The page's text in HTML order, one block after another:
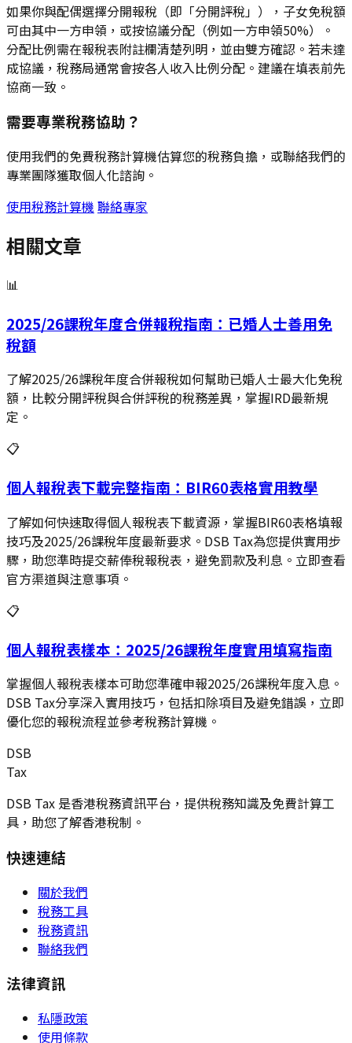
如果你與配偶選擇分開報稅（即「分開評稅」），子女免稅額
可由其中一方申領，或按協議分配（例如一方申領50%）。
分配比例需在報稅表附註欄清楚列明，並由雙方確認。若未達
成協議，稅務局通常會按各人收入比例分配。建議在填表前先
協商一致。
需要專業稅務協助？
使用我們的免費稅務計算機估算您的稅務負擔，或聯絡我們的
專業團隊獲取個人化諮詢。
使用稅務計算機 聯絡專家
相關文章
📊
2025/26課稅年度合併報稅指南：已婚人士善用免
稅額
了解2025/26課稅年度合併報稅如何幫助已婚人士最大化免稅
額，比較分開評稅與合併評稅的稅務差異，掌握IRD最新規
定。
📋
個人報稅表下載完整指南：BIR60表格實用教學
了解如何快速取得個人報稅表下載資源，掌握BIR60表格填報
技巧及2025/26課稅年度最新要求。DSB Tax為您提供實用步
驟，助您準時提交薪俸稅報稅表，避免罰款及利息。立即查看
官方渠道與注意事項。
📋
個人報稅表樣本：2025/26課稅年度實用填寫指南
掌握個人報稅表樣本可助您準確申報2025/26課稅年度入息。
DSB Tax分享深入實用技巧，包括扣除項目及避免錯誤，立即
優化您的報稅流程並參考稅務計算機。
DSB
Tax
DSB Tax 是香港稅務資訊平台，提供稅務知識及免費計算工
具，助您了解香港稅制。
快速連結
關於我們
稅務工具
稅務資訊
聯絡我們
法律資訊
私隱政策
使用條款